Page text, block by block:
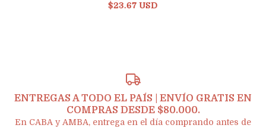
$23.67 USD
ENTREGAS A TODO EL PAÍS | ENVÍO GRATIS EN
COMPRAS DESDE $80.000.
En CABA y AMBA, entrega en el día comprando antes de